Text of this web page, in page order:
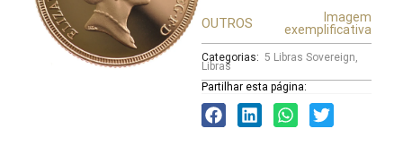
OUTROS
Imagem
exemplificativa
Categorias: 5 Libras Sovereign,
Libras
Partilhar esta página: